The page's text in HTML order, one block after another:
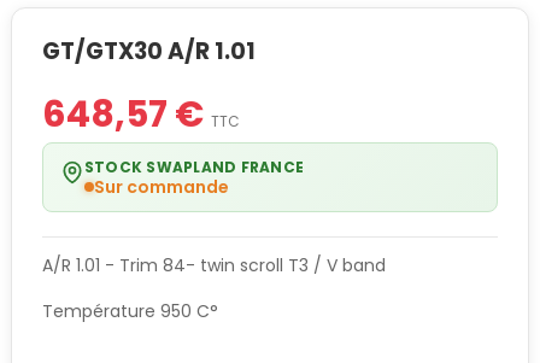
GT/GTX30 A/R 1.01
648,57 € TTC
STOCK SWAPLAND FRANCE
Sur commande
A/R 1.01 - Trim 84- twin scroll T3 / V band
Température 950 C°